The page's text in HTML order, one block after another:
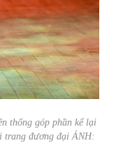
thống góp phần kể lại
trang đương đại ẢNH: